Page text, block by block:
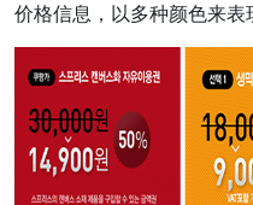
价格信息，以多种颜色来表